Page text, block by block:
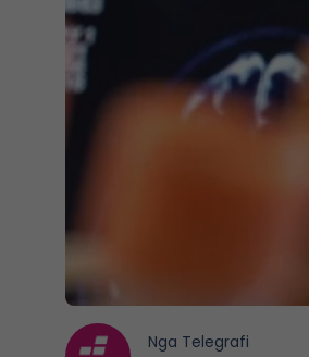
Nga Telegrafi